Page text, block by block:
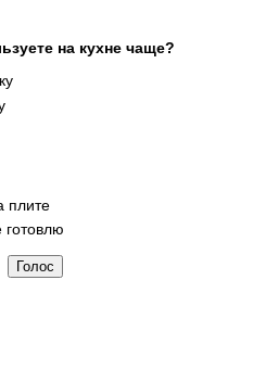
на кухне чаще?
плите